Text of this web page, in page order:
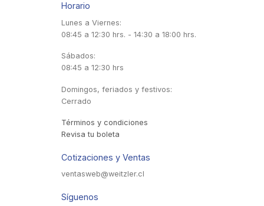
Horario
Lunes a Viernes:
08:45 a 12:30 hrs. - 14:30 a 18:00 hrs.
Sábados:
08:45 a 12:30 hrs
Domingos, feriados y festivos:
Cerrado
Términos y condiciones
Revisa tu boleta
Cotizaciones y Ventas
ventasweb@weitzler.cl
Síguenos